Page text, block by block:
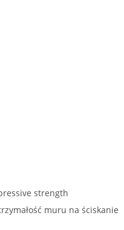
strength
muru na ściskanie